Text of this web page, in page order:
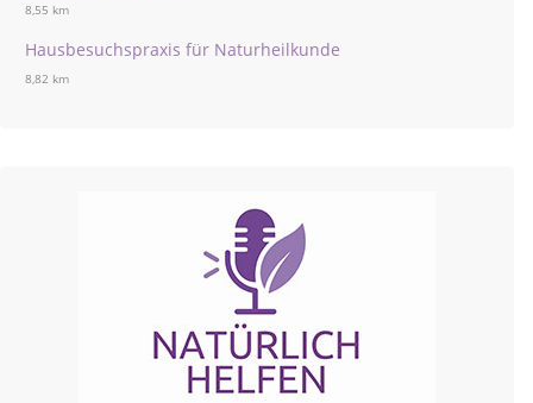
8,55 km
Hausbesuchspraxis für Naturheilkunde
8,82 km